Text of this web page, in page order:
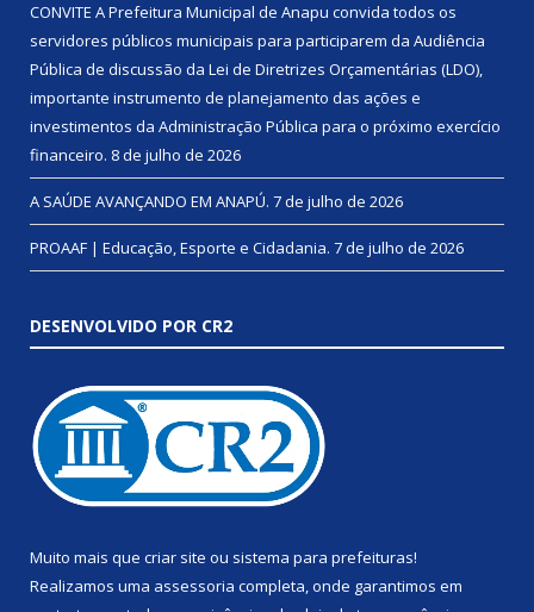
CONVITE A Prefeitura Municipal de Anapu convida todos os
servidores públicos municipais para participarem da Audiência
Pública de discussão da Lei de Diretrizes Orçamentárias (LDO),
importante instrumento de planejamento das ações e
investimentos da Administração Pública para o próximo exercício
financeiro. 8 de julho de 2026
A SAÚDE AVANÇANDO EM ANAPÚ. 7 de julho de 2026
PROAAF | Educação, Esporte e Cidadania. 7 de julho de 2026
DESENVOLVIDO POR CR2
Muito mais que criar site ou sistema para prefeituras!
Realizamos uma assessoria completa, onde garantimos em